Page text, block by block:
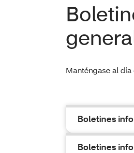
Manténgase al
Boletines
Boletines